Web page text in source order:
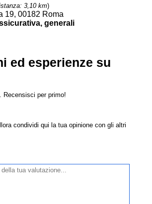
3,10 km)
19, 00182 Roma
generali
ed esperienze su
Recensisci per primo!
condividi qui la tua opinione con gli altri